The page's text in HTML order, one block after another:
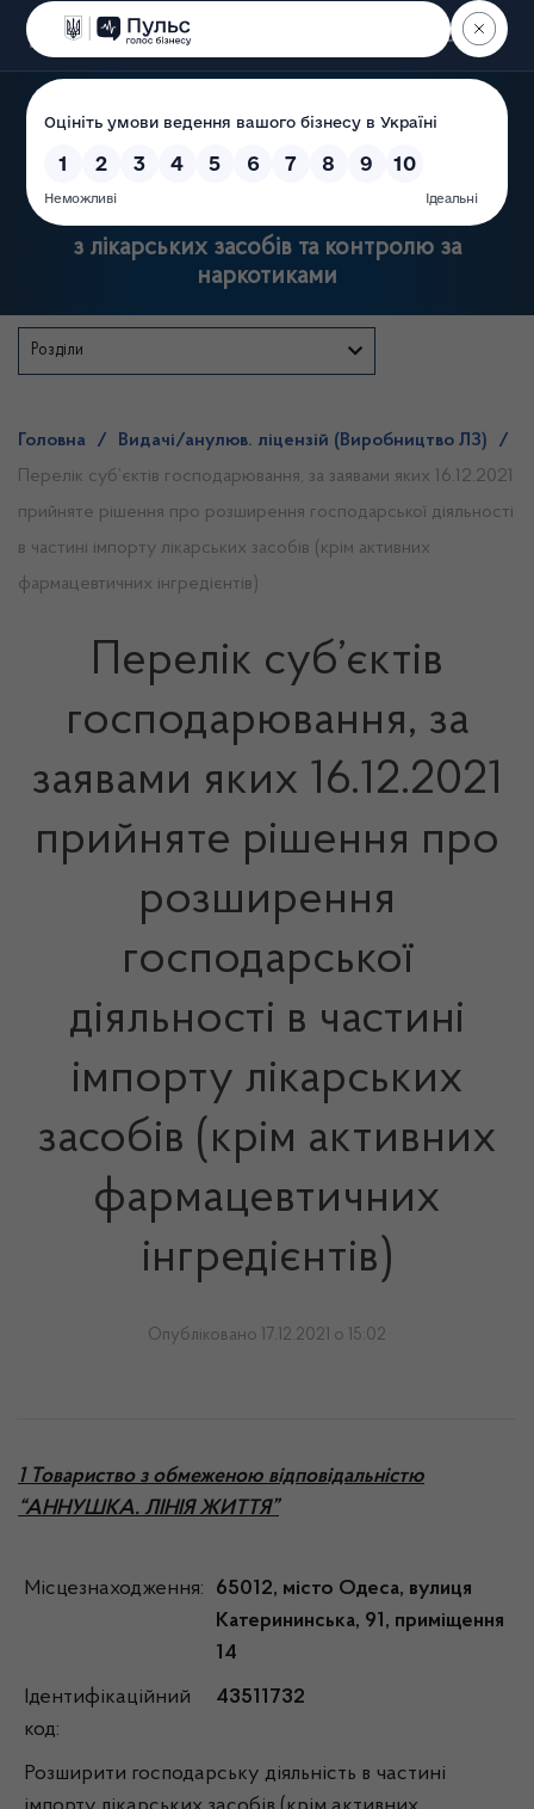
Пошук
Державна служба України
з лікарських засобів та контролю за
наркотиками
Розділи
Головна / Видачі/анулюв. ліцензій (Виробництво ЛЗ)
/
Перелік суб’єктів господарювання, за заявами яких 16.12.2021
прийняте рішення про розширення господарської діяльності
в частині імпорту лікарських засобів (крім активних
фармацевтичних інгредієнтів)
Перелік суб’єктів
господарювання, за
заявами яких 16.12.2021
прийняте рішення про
розширення
господарської
діяльності в частині
імпорту лікарських
засобів (крім активних
фармацевтичних
інгредієнтів)
Опубліковано 17.12.2021 о 15:02
1 Товариство з обмеженою відповідальністю
“АННУШКА. ЛІНІЯ ЖИТТЯ”
Місцезнаходження:
65012, місто Одеса, вулиця
Катерининська, 91, приміщення
14
Ідентифікаційний
код:
43511732
Розширити господарську діяльність в частині